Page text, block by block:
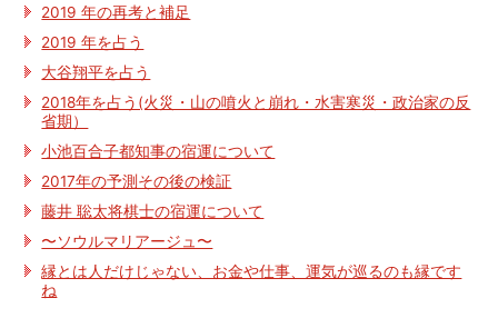
2019 年の再考と補足
2019 年を占う
大谷翔平を占う
2018年を占う(火災・山の噴火と崩れ・水害寒災・政治家の反
省期）
小池百合子都知事の宿運について
2017年の予測その後の検証
藤井 聡太将棋士の宿運について
〜ソウルマリアージュ〜
縁とは人だけじゃない、お金や仕事、運気が巡るのも縁です
ね